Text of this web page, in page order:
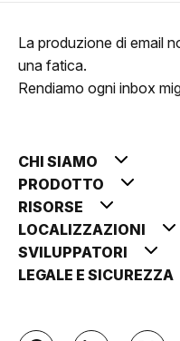
La produzione di email
una fatica.
Rendiamo ogni inbox
CHI SIAMO
PRODOTTO
RISORSE
LOCALIZZAZIONI
SVILUPPATORI
LEGALE E SICUREZZA